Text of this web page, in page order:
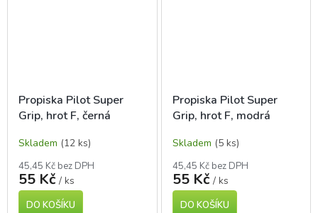
Propiska Pilot Super
Grip, hrot F, černá
Skladem (12 ks)
45,45 Kč bez DPH
55 Kč / ks
DO KOŠÍKU
Propiska Pilot Super
Grip, hrot F, modrá
Skladem (5 ks)
45,45 Kč bez DPH
55 Kč / ks
DO KOŠÍKU